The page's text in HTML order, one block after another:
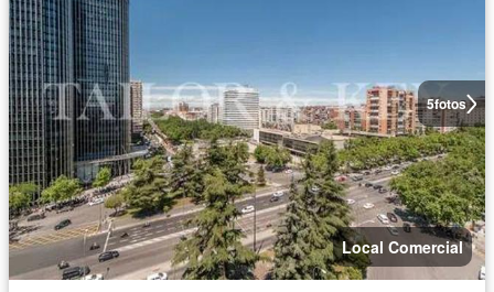
5fotos
Local Comercial